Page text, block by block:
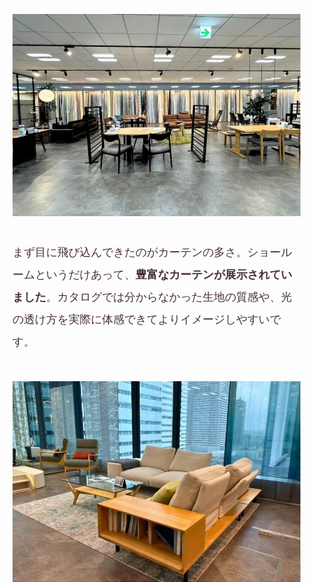
まず目に飛び込んできたのがカーテンの多さ。ショール
ームというだけあって、 豊富なカーテンが展示されてい
ました。カタログでは分からなかった生地の質感や、光
の透け方を実際に体感できてよりイメージしやすいで
す。